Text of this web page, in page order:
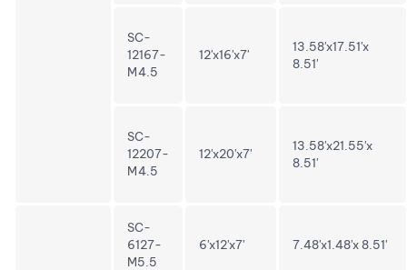
SC-
12167-
M4.5
12'x16'x7'
13.58'x17.51'x
8.51'
SC-
12207-
M4.5
12'x20'x7'
13.58'x21.55'x
8.51'
SC-
6127-
M5.5
6'x12'x7' 7.48'x1.48'x 8.51'